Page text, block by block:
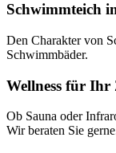
Schwimmteich
Den Charakter von
Schwimmbäder.
Wellness für Ihr
Ob Sauna oder
Wir beraten Sie